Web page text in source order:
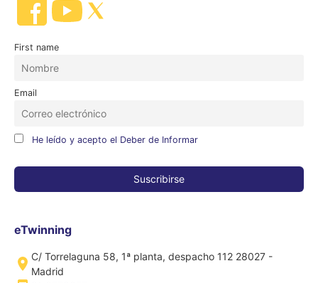
First name
Email
He leído y acepto el Deber de Informar
eTwinning
C/ Torrelaguna 58, 1ª planta, despacho 112 28027 -
Madrid